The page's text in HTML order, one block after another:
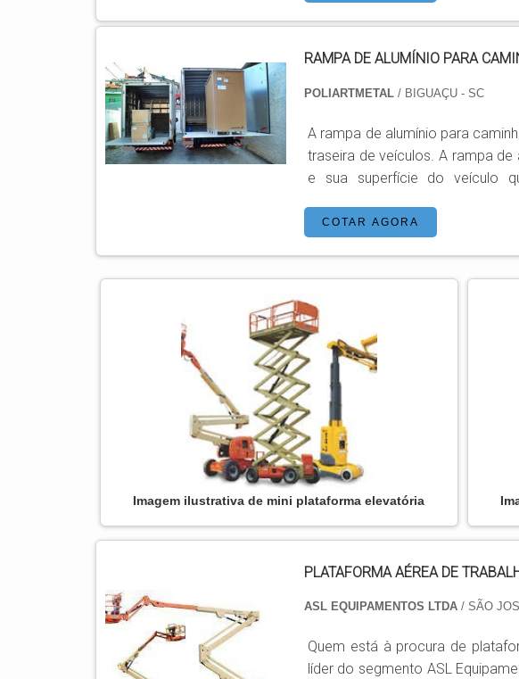
semp...
RAMPA DE ALUMÍNIO PARA
POLIARTMETAL / BIGUAÇU - SC
A rampa de alumínio para
traseira de veículos. A rampa de alumínio cria um elo entre as docas de concreta
e sua superfície do veículo
plaformo chega a 350 quilos. O acionamento do equipamento se dá através da
COTAR AGORA
Imagem ilustrativa de mini plataforma elevatória
PLATAFORMA AÉREA DE
ASL EQUIPAMENTOS LTDA / SÃO
Quem está à procura de
líder do segmento ASL